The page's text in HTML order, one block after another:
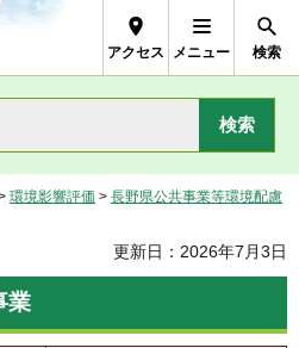
Prefecture
アクセス メニュー 検索
環境影響評価 > 長野県公共事業等環境配慮
更新日：2026年7月3日
業